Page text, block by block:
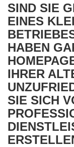
SIND SIE
EINES
HABEN
IHRER
SIE SICH